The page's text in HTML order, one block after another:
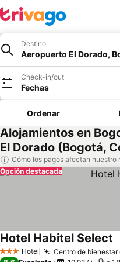
Destino
Aeropuerto El Dorado,
Check-in/out
Fechas
Ordenar
Alojamientos en
El Dorado (Bogotá,
Cómo los pagos afectan nuestro
Opción destacada
3 Estrellas
Hotel Centro de
Hotel Habitel Select